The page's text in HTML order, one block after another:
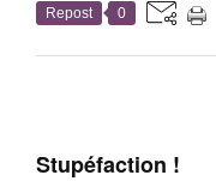
Repost 0
Stupéfaction !